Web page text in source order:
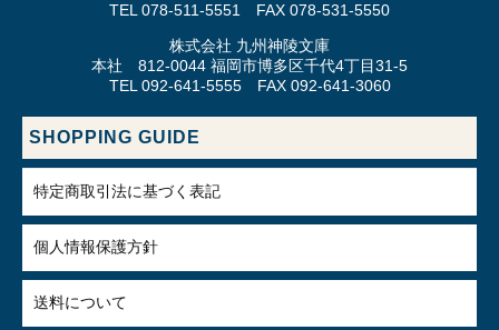
TEL 078-511-5551 FAX 078-531-5550
株式会社 九州神陵文庫
本社 812-0044 福岡市博多区千代4丁目31-5
TEL 092-641-5555 FAX 092-641-3060
SHOPPING GUIDE
特定商取引法に基づく表記
個人情報保護方針
送料について